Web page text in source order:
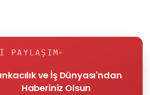
PAYLAŞIM
ve İş Dünyası'ndan
Haberiniz Olsun